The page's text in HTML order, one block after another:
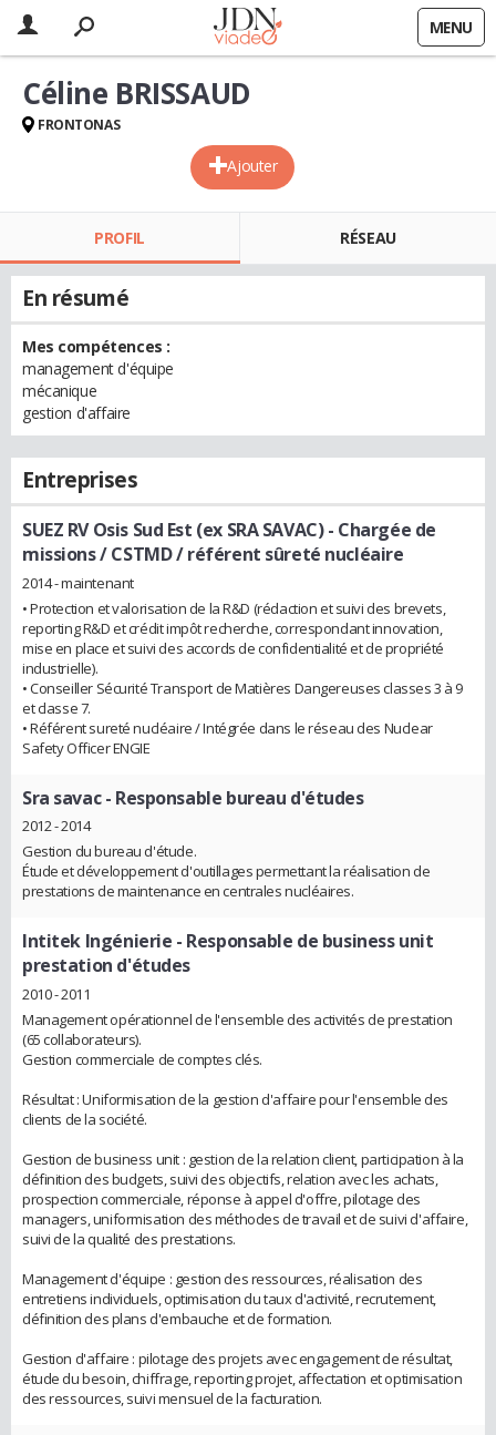
MENU
Ajouter
Céline BRISSAUD
FRONTONAS
PROFIL RÉSEAU
En résumé
Mes compétences :
management d'équipe
mécanique
gestion d'affaire
Entreprises
SUEZ RV Osis Sud Est (ex SRA SAVAC)- Chargée de
missions / CSTMD / référent sûreté nucléaire
2014 - maintenant
• Protection et valorisation de la R&D (rédaction et suivi des brevets,
reporting R&D et crédit impôt recherche, correspondant innovation,
mise en place et suivi des accords de confidentialité et de propriété
industrielle).
• Conseiller Sécurité Transport de Matières Dangereuses classes 3 à 9
et classe 7.
• Référent sureté nucléaire / Intégrée dans le réseau des Nuclear
Safety Officer ENGIE
Sra savac- Responsable bureau d'études
2012 - 2014
Gestion du bureau d'étude.
Étude et développement d'outillages permettant la réalisation de
prestations de maintenance en centrales nucléaires.
Intitek Ingénierie - Responsable de business unit
prestation d'études
2010 - 2011
Management opérationnel de l'ensemble des activités de prestation
(65 collaborateurs).
Gestion commerciale de comptes clés.
Résultat : Uniformisation de la gestion d'affaire pour l'ensemble des
clients de la société.
Gestion de business unit : gestion de la relation client, participation à la
définition des budgets, suivi des objectifs, relation avec les achats,
prospection commerciale, réponse à appel d'offre, pilotage des
managers, uniformisation des méthodes de travail et de suivi d'affaire,
suivi de la qualité des prestations.
Management d'équipe : gestion des ressources, réalisation des
entretiens individuels, optimisation du taux d'activité, recrutement,
définition des plans d'embauche et de formation.
Gestion d'affaire : pilotage des projets avec engagement de résultat,
étude du besoin, chiffrage, reporting projet, affectation et optimisation
des ressources, suivi mensuel de la facturation.